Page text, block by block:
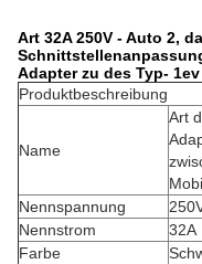
Art 32A 250V - Auto 2,
Adapter zu des Typ- 1ev
Produktbeschreibung
Name
Art
Nennspannung
Nennstrom
32A
Farbe